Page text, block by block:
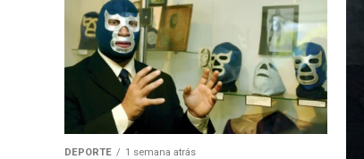
DEPORTE 1 semana atrás